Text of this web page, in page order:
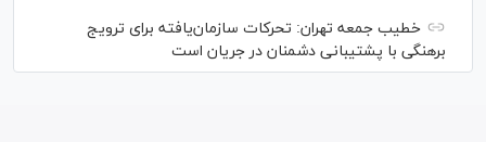
خطیب جمعه تهران: تحرکات سازمان‌یافته برای ترویج
برهنگی با پشتیبانی دشمنان در جریان است